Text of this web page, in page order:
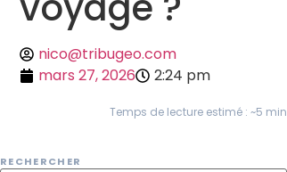
nico@tribugeo.com
mars 27, 2026
2:24 pm
Temps de lecture estimé : ~5 min
RECHERCHER